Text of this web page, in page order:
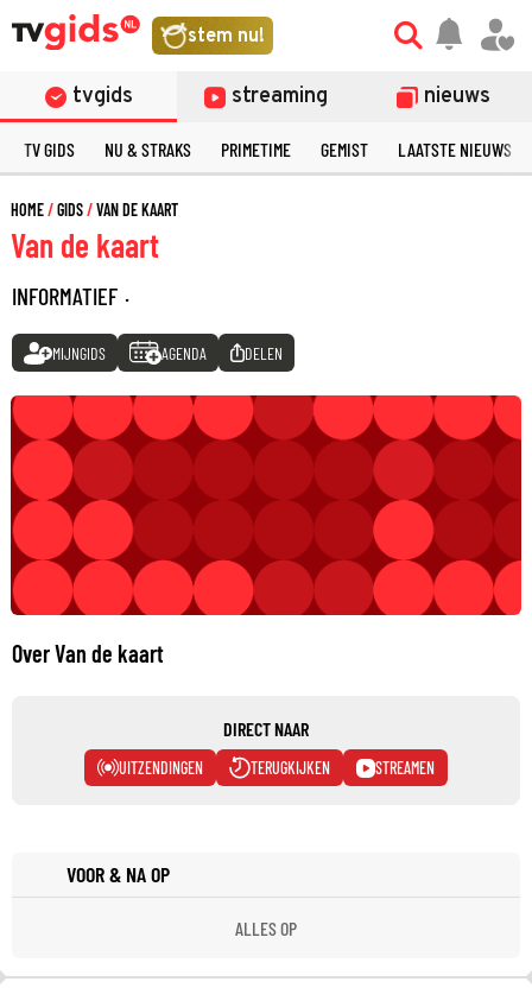
stem nu!
tvgids streaming nieuws
TV GIDS NU & STRAKS PRIMETIME GEMIST LAATSTE NIEUWS
HOME GIDS VAN DE KAART
Van de kaart
INFORMATIEF ·
MIJNGIDS AGENDA DELEN
Over Van de kaart
DIRECT NAAR
UITZENDINGEN TERUGKIJKEN STREAMEN
VOOR & NA OP
ALLES OP